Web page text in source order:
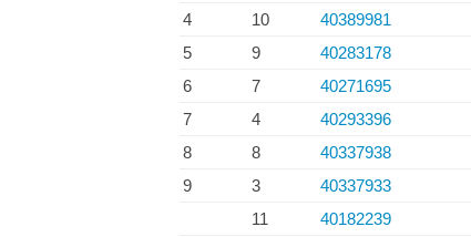
4
10 40389981
5
9 40283178
6
7 40271695
7
4 40293396
8
8 40337938
9
3 40337933
11
40182239